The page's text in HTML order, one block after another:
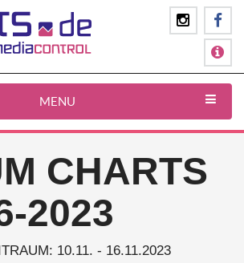
MENU
CHARTS
2023
10.11. - 16.11.2023